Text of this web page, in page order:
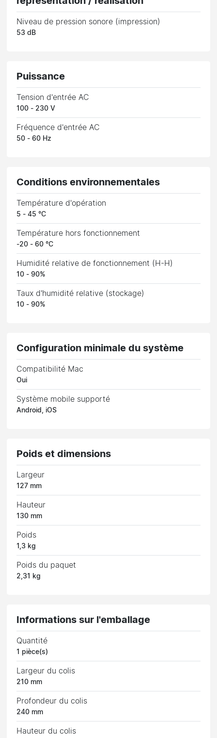
Niveau de pression sonore (impression)
53 dB
Puissance
Tension d'entrée AC
100 - 230 V
Fréquence d'entrée AC
50 - 60 Hz
Conditions environnementales
Température d'opération
5 - 45 °C
Température hors fonctionnement
-20 - 60 °C
Humidité relative de fonctionnement (H-H)
10 - 90%
Taux d'humidité relative (stockage)
10 - 90%
Configuration minimale du système
Compatibilité Mac
Oui
Système mobile supporté
Android, iOS
Poids et dimensions
Largeur
127 mm
Hauteur
130 mm
Poids
1,3 kg
Poids du paquet
2,31 kg
Informations sur l'emballage
Quantité
1 pièce(s)
Largeur du colis
210 mm
Profondeur du colis
240 mm
Hauteur du colis